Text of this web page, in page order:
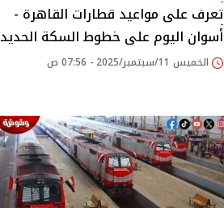
تعرف على مواعيد قطارات القاهرة -
أسوان اليوم على خطوط السكة الحديد
الخميس 11/سبتمبر/2025 - 07:56 ص